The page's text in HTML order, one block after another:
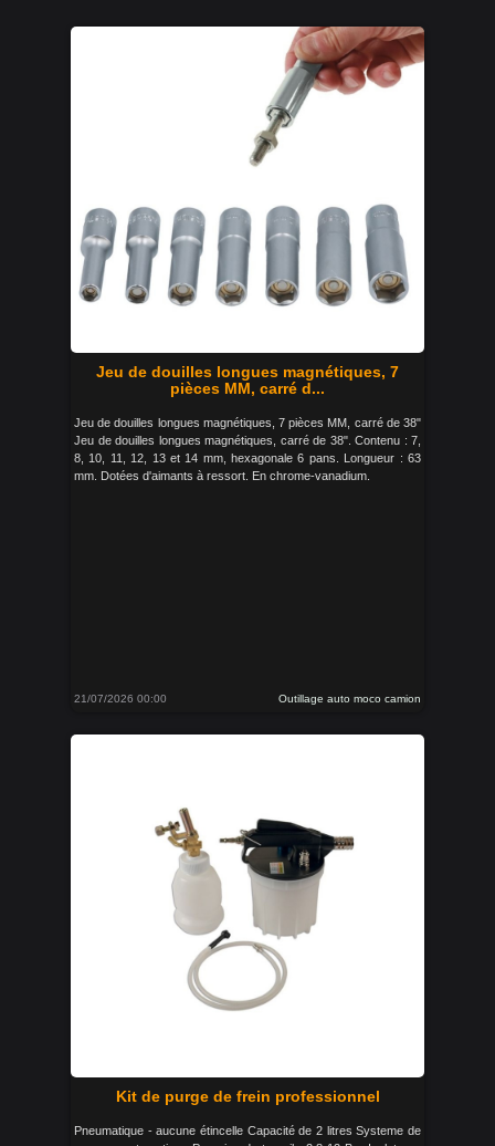
Jeu de douilles longues magnétiques, 7
pièces MM, carré d...
Jeu de douilles longues magnétiques, 7 pièces MM, carré de 38"
Jeu de douilles longues magnétiques, carré de 38". Contenu : 7,
8, 10, 11, 12, 13 et 14 mm, hexagonale 6 pans. Longueur : 63
mm. Dotées d'aimants à ressort. En chrome-vanadium.
21/07/2026 00:00 Outillage auto moco camion
Kit de purge de frein professionnel
Pneumatique - aucune étincelle Capacité de 2 litres Systeme de